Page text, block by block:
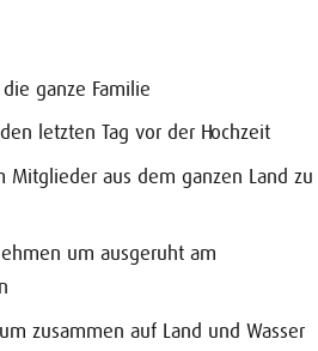
ganze Familie
letzten Tag vor der Hochzeit
Mitglieder aus dem ganzen Land zu
um ausgeruht am
zusammen auf Land und Wasser